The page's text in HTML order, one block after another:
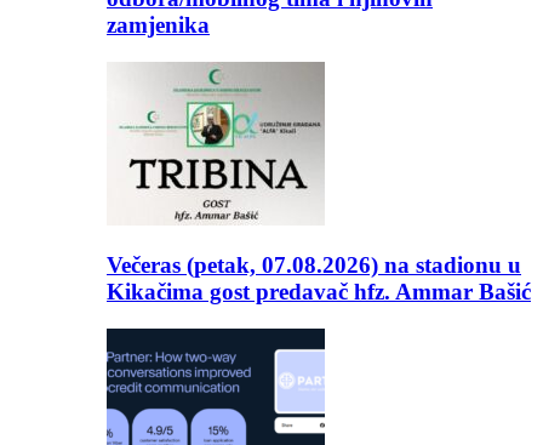
zamjenika
Večeras (petak, 07.08.2026) na stadionu u
Kikačima gost predavač hfz. Ammar Bašić